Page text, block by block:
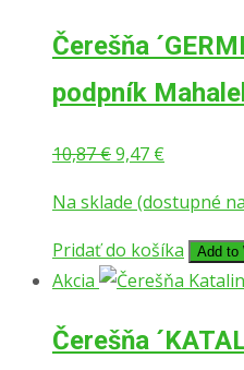
Čerešňa
podpník
10,87€Pôvodná
bola:
10,87 €.
9,47 €
je:
9,47 €.
Na sklade (dostupné
Pridať do košíka
Add to
Akcia
Čerešňa